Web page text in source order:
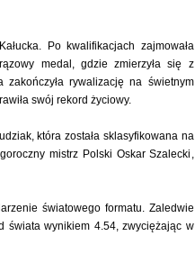
Po kwalifikacjach zajmowała
medal, gdzie zmierzyła się z
rywalizację na świetnym
swój rekord życiowy.
która została sklasyfikowana na
mistrz Polski Oskar Szalecki,
światowego formatu. Zaledwie
świata wynikiem 4.54, zwyciężając w